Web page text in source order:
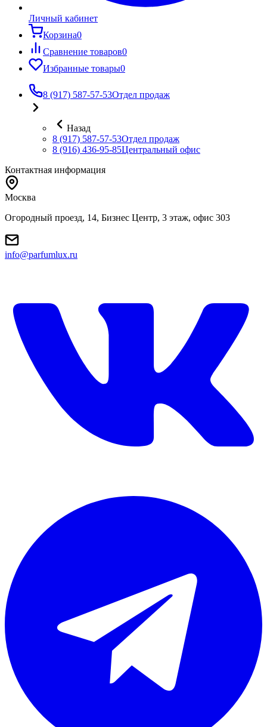
Личный кабинет
Корзина0
Сравнение товаров0
Избранные товары0
8 (917) 587-57-53Отдел продаж
Назад
8 (917) 587-57-53Отдел продаж
8 (916) 436-95-85Центральный офис
Контактная информация
Москва
Огородный проезд, 14, Бизнес Центр, 3 этаж, офис 303
info@parfumlux.ru